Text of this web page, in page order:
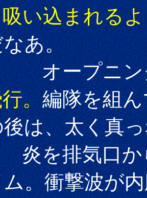
い込まれる
あ。
ニング
。編隊を組
は、太く真
口から吐
。衝撃波が